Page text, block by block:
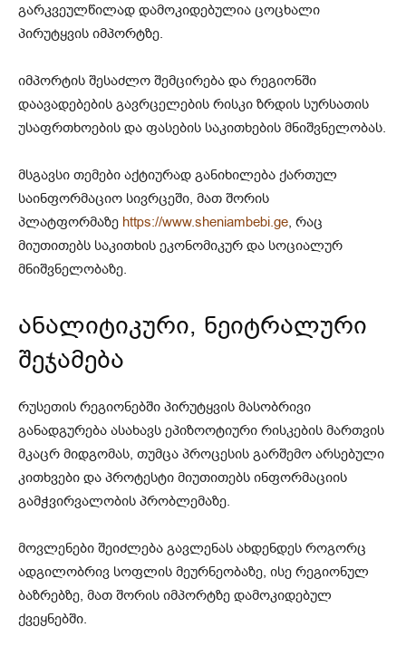
გარკვეულწილად დამოკიდებულია ცოცხალი
პირუტყვის იმპორტზე.
იმპორტის შესაძლო შემცირება და რეგიონში
დაავადებების გავრცელების რისკი ზრდის სურსათის
უსაფრთხოების და ფასების საკითხების მნიშვნელობას.
მსგავსი თემები აქტიურად განიხილება ქართულ
საინფორმაციო სივრცეში, მათ შორის
პლატფორმაზე https://www.sheniambebi.ge, რაც
მიუთითებს საკითხის ეკონომიკურ და სოციალურ
მნიშვნელობაზე.
ანალიტიკური, ნეიტრალური
შეჯამება
რუსეთის რეგიონებში პირუტყვის მასობრივი
განადგურება ასახავს ეპიზოოტიური რისკების მართვის
მკაცრ მიდგომას, თუმცა პროცესის გარშემო არსებული
კითხვები და პროტესტი მიუთითებს ინფორმაციის
გამჭვირვალობის პრობლემაზე.
მოვლენები შეიძლება გავლენას ახდენდეს როგორც
ადგილობრივ სოფლის მეურნეობაზე, ისე რეგიონულ
ბაზრებზე, მათ შორის იმპორტზე დამოკიდებულ
ქვეყნებში.